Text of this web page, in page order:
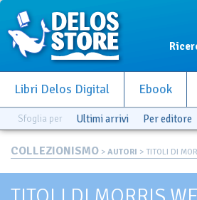
Libri Delos Digital Ebook
Sfoglia per Ultimi arrivi Per editore
COLLEZIONISMO > AUTORI > TITOLI DI